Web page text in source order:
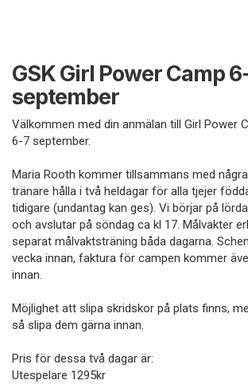
GSK Girl Power Camp
september
Välkommen med din anmälan till Girl Power
6-7 september.
Maria Rooth kommer tillsammans med
tränare hålla i två heldagar för alla tjejer
tidigare (undantag kan ges). Vi börjar på
och avslutar på söndag ca kl 17. Målvakter
separat målvaktsträning båda dagarna.
vecka innan, faktura för campen kommer
innan.
Möjlighet att slipa skridskor på plats finns,
så slipa dem gärna innan.
Pris för dessa två dagar är:
Utespelare 1295kr